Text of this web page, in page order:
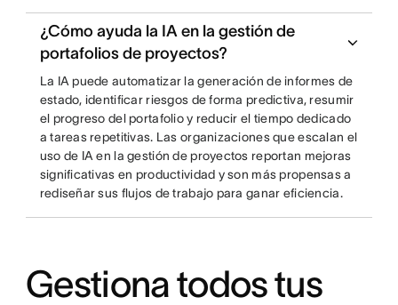
¿Cómo ayuda la IA en la gestión de
portafolios de proyectos?
La IA puede automatizar la generación de informes de
estado, identificar riesgos de forma predictiva, resumir
el progreso del portafolio y reducir el tiempo dedicado
a tareas repetitivas. Las organizaciones que escalan el
uso de IA en la gestión de proyectos reportan mejoras
significativas en productividad y son más propensas a
rediseñar sus flujos de trabajo para ganar eficiencia.
Gestiona todos tus